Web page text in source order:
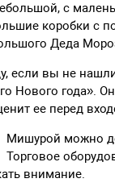
с
коробки с
Деда
если вы не
Нового года».
ее перед
Мишурой можно
Торговое
внимание.